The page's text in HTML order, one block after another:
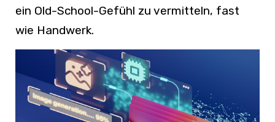
ein Old-School-Gefühl zu vermitteln, fast
wie Handwerk.